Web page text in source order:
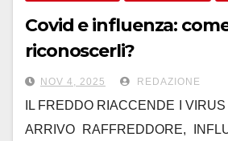
Covid e influenza:
riconoscerli?
NOV 4, 2025 REDAZIONE
IL FREDDO RIACCENDE I
ARRIVO RAFFREDDORE,